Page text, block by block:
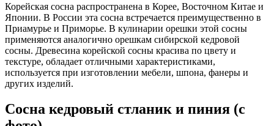
Корейская сосна распространена в Корее, Восточном Китае и
Японии. В России эта сосна встречается преимущественно в
Приамурье и Приморье. В кулинарии орешки этой сосны
применяются аналогично орешкам сибирской кедровой
сосны. Древесина корейской сосны красива по цвету и
текстуре, обладает отличными характеристиками,
используется при изготовлении мебели, шпона, фанеры и
других изделий.
Сосна кедровый стланик и пиния (с